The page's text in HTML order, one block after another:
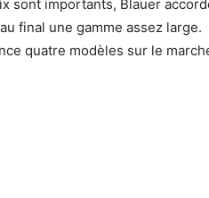
sont importants, Blauer
final une gamme assez large.
quatre modèles sur le